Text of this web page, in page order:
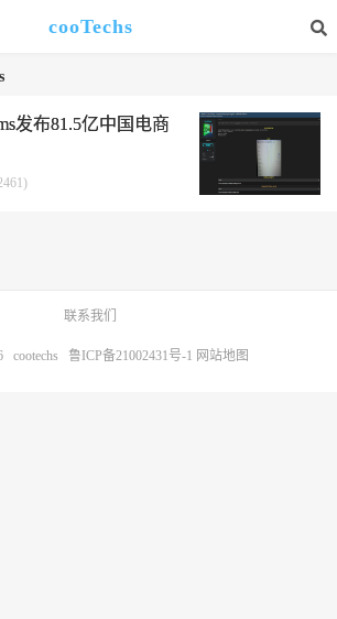
cooTechs
发布81.5亿中国电商
联系我们
cootechs 鲁ICP备21002431号-1 网站地图